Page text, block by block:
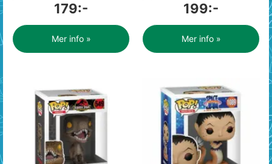
179:-
Mer info »
199:-
Mer info »